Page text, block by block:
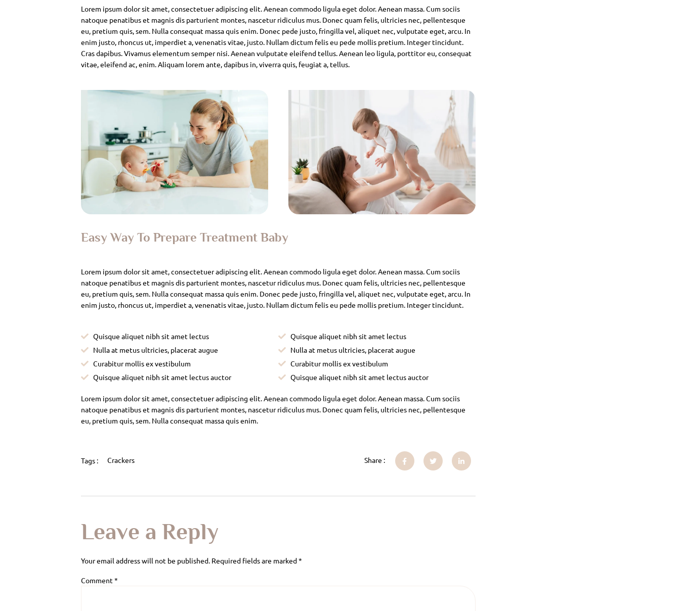
Lorem ipsum dolor sit amet, consectetuer adipiscing elit. Aenean commodo ligula eget dolor. Aenean massa. Cum sociis
natoque penatibus et magnis dis parturient montes, nascetur ridiculus mus. Donec quam felis, ultricies nec, pellentesque
eu, pretium quis, sem. Nulla consequat massa quis enim. Donec pede justo, fringilla vel, aliquet nec, vulputate eget, arcu. In
enim justo, rhoncus ut, imperdiet a, venenatis vitae, justo. Nullam dictum felis eu pede mollis pretium. Integer tincidunt.
Cras dapibus. Vivamus elementum semper nisi. Aenean vulputate eleifend tellus. Aenean leo ligula, porttitor eu, consequat
vitae, eleifend ac, enim. Aliquam lorem ante, dapibus in, viverra quis, feugiat a, tellus.
Easy Way To Prepare Treatment Baby
Lorem ipsum dolor sit amet, consectetuer adipiscing elit. Aenean commodo ligula eget dolor. Aenean massa. Cum sociis
natoque penatibus et magnis dis parturient montes, nascetur ridiculus mus. Donec quam felis, ultricies nec, pellentesque
eu, pretium quis, sem. Nulla consequat massa quis enim. Donec pede justo, fringilla vel, aliquet nec, vulputate eget, arcu. In
enim justo, rhoncus ut, imperdiet a, venenatis vitae, justo. Nullam dictum felis eu pede mollis pretium. Integer tincidunt.
Quisque aliquet nibh sit amet lectus
Nulla at metus ultricies, placerat augue
Curabitur mollis ex vestibulum
Quisque aliquet nibh sit amet lectus auctor
Quisque aliquet nibh sit amet lectus
Nulla at metus ultricies, placerat augue
Curabitur mollis ex vestibulum
Quisque aliquet nibh sit amet lectus auctor
Lorem ipsum dolor sit amet, consectetuer adipiscing elit. Aenean commodo ligula eget dolor. Aenean massa. Cum sociis
natoque penatibus et magnis dis parturient montes, nascetur ridiculus mus. Donec quam felis, ultricies nec, pellentesque
eu, pretium quis, sem. Nulla consequat massa quis enim.
Tags : Crackers Share :
Leave a Reply
Your email address will not be published. Required fields are marked*
Comment*